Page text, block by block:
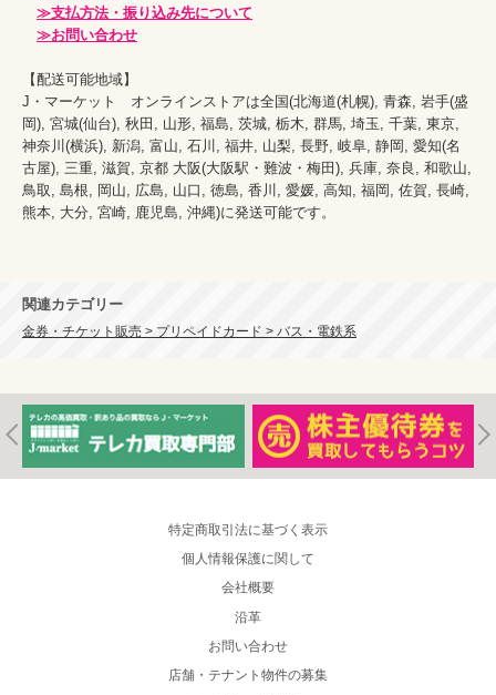
≫支払方法・振り込み先について
≫お問い合わせ
【配送可能地域】
J・マーケット　オンラインストアは全国(北海道(札幌), 青森, 岩手(盛
岡), 宮城(仙台), 秋田, 山形, 福島, 茨城, 栃木, 群馬, 埼玉, 千葉, 東京,
神奈川(横浜), 新潟, 富山, 石川, 福井, 山梨, 長野, 岐阜, 静岡, 愛知(名
古屋), 三重, 滋賀, 京都 大阪(大阪駅・難波・梅田), 兵庫, 奈良, 和歌山,
鳥取, 島根, 岡山, 広島, 山口, 徳島, 香川, 愛媛, 高知, 福岡, 佐賀, 長崎,
熊本, 大分, 宮崎, 鹿児島, 沖縄)に発送可能です。
関連カテゴリー
金券・チケット販売 > プリペイドカード > バス・電鉄系
特定商取引法に基づく表示
個人情報保護に関して
会社概要
沿革
お問い合わせ
店舗・テナント物件の募集